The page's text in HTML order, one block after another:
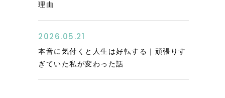
理由
2026.05.21
本音に気付くと人生は好転する｜頑張りす
ぎていた私が変わった話